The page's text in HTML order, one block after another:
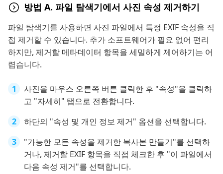
방법 A. 파일 탐색기에서 사진 속성 제거하기
파일 탐색기를 사용하면 사진 파일에서 특정 EXIF 속성을 직
접 제거할 수 있습니다. 추가 소프트웨어가 필요 없어 편리
하지만, 제거할 메타데이터 항목을 세밀하게 제어하기는 어
렵습니다.
사진을 마우스 오른쪽 버튼 클릭한 후 "속성"을 클릭하
고 "자세히" 탭으로 전환합니다.
하단의 "속성 및 개인 정보 제거" 옵션을 선택합니다.
"가능한 모든 속성을 제거한 복사본 만들기"를 선택하
거나, 제거할 EXIF 항목을 직접 체크한 후 "이 파일에서
다음 속성 제거"를 선택합니다.